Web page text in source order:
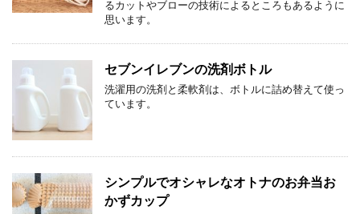
るカットやブローの技術によるところもあるように
思います。
セブンイレブンの洗剤ボトル
洗濯用の洗剤と柔軟剤は、ボトルに詰め替えて使っ
ています。
シンプルでオシャレなオトナのお弁当お
かずカップ